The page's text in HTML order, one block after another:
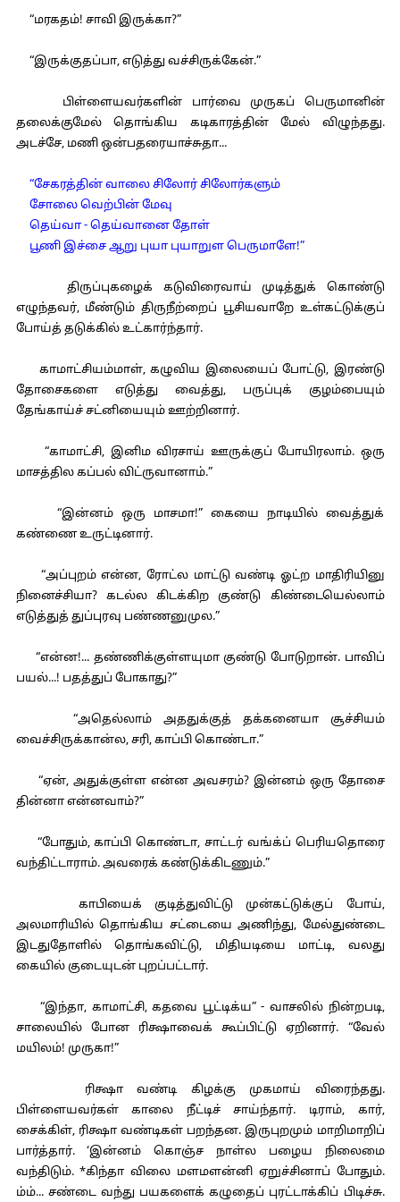
“மரகதம்! சாவி இருக்கா?”
“இருக்குதப்பா, எடுத்து வச்சிருக்கேன்.”
பிள்ளையவர்களின் பார்வை முருகப் பெருமானின்
தலைக்குமேல் தொங்கிய கடிகாரத்தின் மேல் விழுந்தது.
அடச்சே, மணி ஒன்பதரையாச்சுதா...
“சேகரத்தின் வாலை சிலோர் சிலோர்களும்
சோலை வெற்பின் மேவு
தெய்வா - தெய்வானை தோள்
பூணி இச்சை ஆறு புயா புயாறுள பெருமாளே!”
திருப்புகழைக் கடுவிரைவாய் முடித்துக் கொண்டு
எழுந்தவர், மீண்டும் திருநீற்றைப் பூசியவாறே உள்கட்டுக்குப்
போய்த் தடுக்கில் உட்கார்ந்தார்.
காமாட்சியம்மாள், கழுவிய இலையைப் போட்டு, இரண்டு
தோசைகளை எடுத்து வைத்து, பருப்புக் குழம்பையும்
தேங்காய்ச் சட்னியையும் ஊற்றினார்.
“காமாட்சி, இனிம விரசாய் ஊருக்குப் போயிரலாம். ஒரு
மாசத்தில கப்பல் விட்ருவானாம்.”
“இன்னம் ஒரு மாசமா!” கையை நாடியில் வைத்துக்
கண்ணை உருட்டினார்.
“அப்புறம் என்ன, ரோட்ல மாட்டு வண்டி ஓட்ற மாதிரியினு
நினைச்சியா? கடல்ல கிடக்கிற குண்டு கிண்டையெல்லாம்
எடுத்துத் துப்புரவு பண்ணனுமுல.”
“என்ன!... தண்ணிக்குள்ளயுமா குண்டு போடுறான். பாவிப்
பயல்...! பதத்துப் போகாது?”
“அதெல்லாம் அததுக்குத் தக்கனையா சூச்சியம்
வைச்சிருக்கான்ல, சரி, காப்பி கொண்டா.”
“ஏன், அதுக்குள்ள என்ன அவசரம்? இன்னம் ஒரு தோசை
தின்னா என்னவாம்?”
“போதும், காப்பி கொண்டா, சாட்டர் வங்க்ப் பெரியதொரை
வந்திட்டாராம். அவரைக் கண்டுக்கிடணும்.”
காபியைக் குடித்துவிட்டு முன்கட்டுக்குப் போய்,
அலமாரியில் தொங்கிய சட்டையை அணிந்து, மேல்துண்டை
இடதுதோளில் தொங்கவிட்டு, மிதியடியை மாட்டி, வலது
கையில் குடையுடன் புறப்பட்டார்.
“இந்தா, காமாட்சி, கதவை பூட்டிக்ய” - வாசலில் நின்றபடி,
சாலையில் போன ரிக்ஷாவைக் கூப்பிட்டு ஏறினார். “வேல்
மயிலம்! முருகா!”
ரிக்ஷா வண்டி கிழக்கு முகமாய் விரைந்தது.
பிள்ளையவர்கள் காலை நீட்டிச் சாய்ந்தார். டிராம், கார்,
சைக்கிள், ரிக்ஷா வண்டிகள் பறந்தன. இருபுறமும் மாறிமாறிப்
பார்த்தார். ‘இன்னம் கொஞ்ச நாள்ல பழைய நிலைமை
வந்திடும். *கிந்தா விலை மளமளன்னி ஏறுச்சினாப் போதும்.
ம்ம்... சண்டை வந்து பயகளைக் கழுதைப் புரட்டாக்கிப் பிடிச்சு.